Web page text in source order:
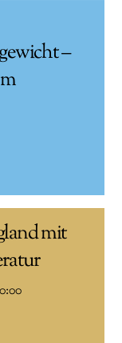
–
mit